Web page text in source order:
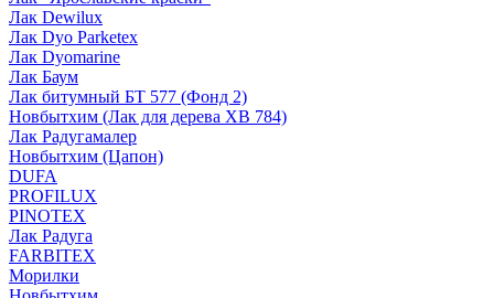
Лак Dewilux
Лак Dyo Parketex
Лак Dyomarine
Лак Баум
Лак битумный БТ 577 (Фонд 2)
Новбытхим (Лак для дерева ХВ 784)
Лак Радугамалер
Новбытхим (Цапон)
DUFA
PROFILUX
PINOTEX
Лак Радуга
FARBITEX
Морилки